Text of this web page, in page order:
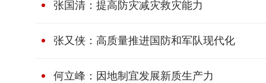
张国清：提高防灾减灾救灾能力
张又侠：高质量推进国防和军队现代化
何立峰：因地制宜发展新质生产力